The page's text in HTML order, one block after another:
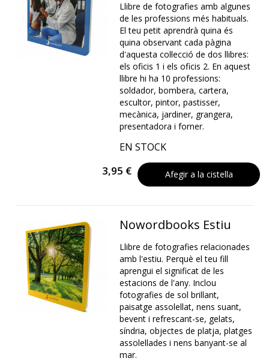
Llibre de fotografies amb algunes
de les professions més habituals.
El teu petit aprendrà quina és
quina observant cada pàgina
d'aquesta col·lecció de dos llibres:
els oficis 1 i els oficis 2. En aquest
llibre hi ha 10 professions:
soldador, bombera, cartera,
escultor, pintor, pastisser,
mecànica, jardiner, grangera,
presentadora i forner.
EN STOCK
3,95 € Afegir a la cistella
Nowordbooks Estiu
Llibre de fotografies relacionades
amb l'estiu. Perquè el teu fill
aprengui el significat de les
estacions de l'any. Inclou
fotografies de sol brillant,
paisatge assolellat, nens suant,
bevent i refrescant-se, gelats,
síndria, objectes de platja, platges
assolellades i nens banyant-se al
mar.